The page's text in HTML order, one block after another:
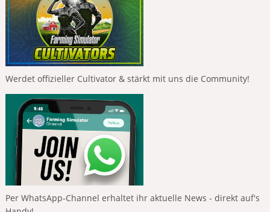
Werdet offizieller Cultivator & stärkt mit uns die Community!
Per WhatsApp-Channel erhaltet ihr aktuelle News - direkt auf's